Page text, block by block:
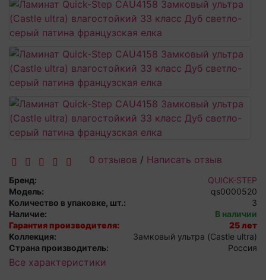
0 отзывов / Написать отзыв
Бренд:
QUICK-STEP
Модель:
qs0000520
Количество в упаковке, шт.:
3
Наличие:
В наличии
Гарантия производителя:
25 лет
Коллекция:
Замковый ультра (Castle ultra)
Страна производитель:
Россия
Все характеристики